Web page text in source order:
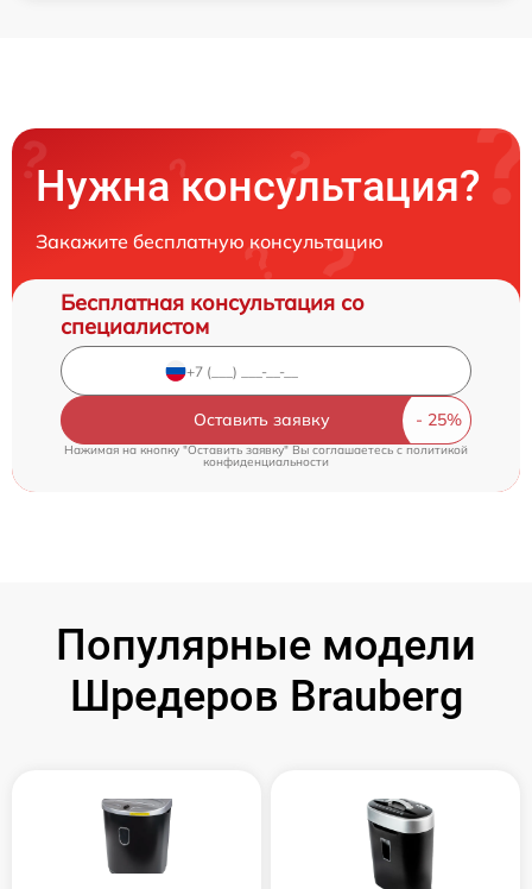
Нужна консультация?
Закажите бесплатную консультацию
Бесплатная консультация со
специалистом
Оставить заявку
Нажимая на кнопку "Оставить заявку" Вы соглашаетесь c политикой
конфиденциальности
Популярные модели
Шредеров Brauberg